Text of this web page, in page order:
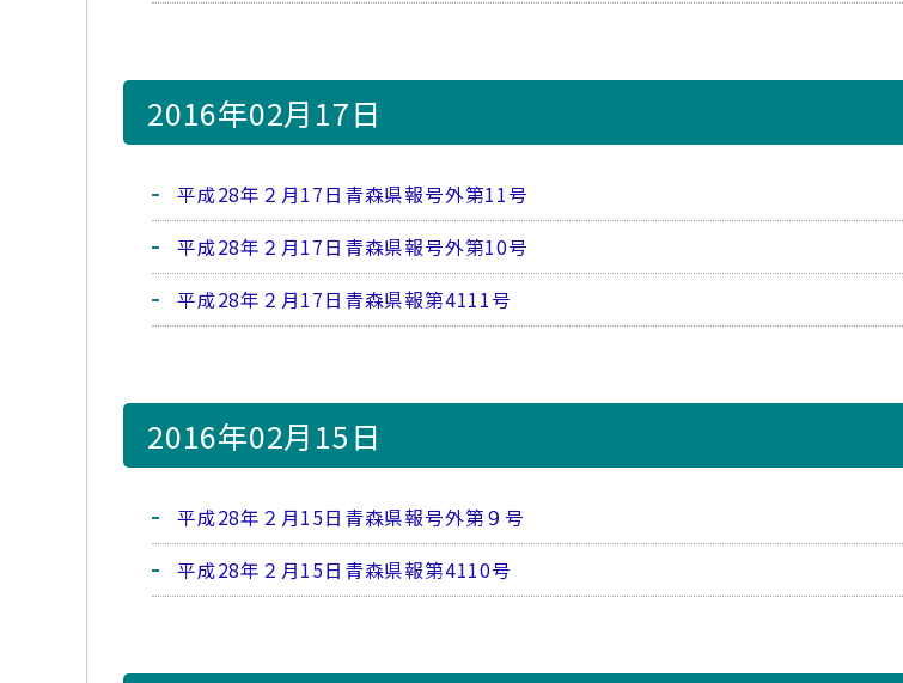
2016年02月17日
平成28年２月17日青森県報号外第11号
平成28年２月17日青森県報号外第10号
平成28年２月17日青森県報第4111号
2016年02月15日
平成28年２月15日青森県報号外第９号
平成28年２月15日青森県報第4110号